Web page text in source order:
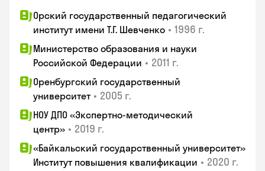
Орский государственный педагогический
институт имени Т.Г. Шевченко • 1996 г.
Министерство образования и науки
Российской Федерации • 2011 г.
Оренбургский государственный
университет • 2005 г.
НОУ ДПО «Экспертно-методический
центр» • 2019 г.
«Байкальский государственный университет»
Институт повышения квалификации • 2020 г.